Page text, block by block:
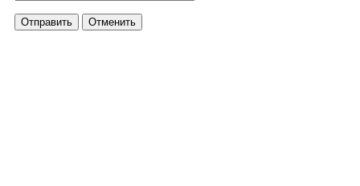
Отправить Отменить